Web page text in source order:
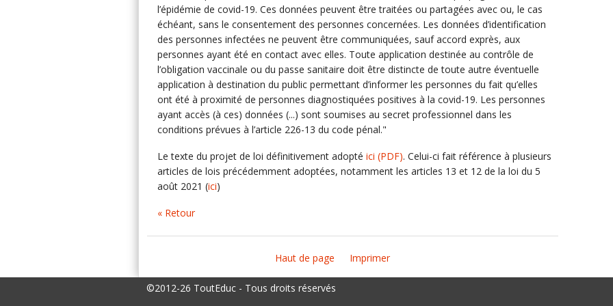
l’épidémie de covid-19. Ces données peuvent être traitées ou partagées avec ou, le cas
échéant, sans le consentement des personnes concernées. Les données d’identification
des personnes infectées ne peuvent être communiquées, sauf accord exprès, aux
personnes ayant été en contact avec elles. Toute application destinée au contrôle de
l’obligation vaccinale ou du passe sanitaire doit être distincte de toute autre éventuelle
application à destination du public permettant d’informer les personnes du fait qu’elles
ont été à proximité de personnes diagnostiquées positives à la covid-19. Les personnes
ayant accès (à ces) données (...) sont soumises au secret professionnel dans les
conditions prévues à l’article 226-13 du code pénal."
Le texte du projet de loi définitivement adopté ici (PDF). Celui-ci fait référence à plusieurs
articles de lois précédemment adoptées, notamment les articles 13 et 12 de la loi du 5
août 2021 (ici)
« Retour
Haut de page Imprimer
©2012-26 ToutEduc - Tous droits réservés